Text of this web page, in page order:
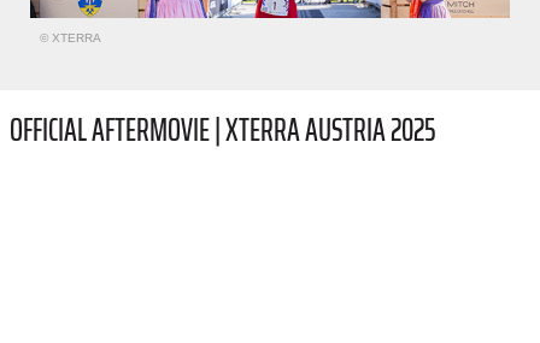
© XTERRA
OFFICIAL AFTERMOVIE | XTERRA AUSTRIA 2025